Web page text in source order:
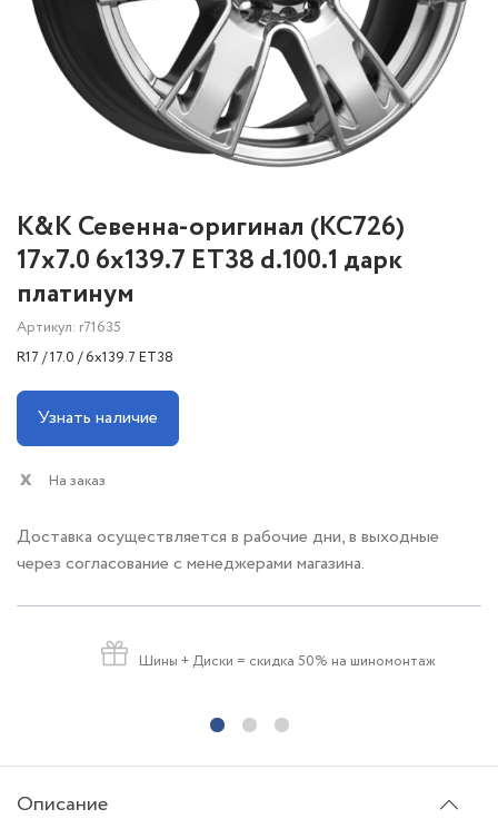
K&K Севенна-оригинал (КС726)
17x7.0 6x139.7 ET38 d.100.1 дарк
платинум
Артикул: r71635
R17 / 17.0 / 6x139.7 ET38
Узнать наличие
На заказ
Доставка осуществляется в рабочие дни, в выходные
через согласование с менеджерами магазина.
Шины + Диски = скидка 50% на шиномонтаж
Описание